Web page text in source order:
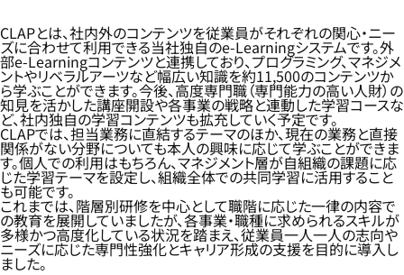
CLAPとは、社内外のコンテンツを従業員がそれぞれの関心・ニー
ズに合わせて利用できる当社独自のe-Learningシステムです。外
部e-Learningコンテンツと連携しており、プログラミング、マネジメ
ントやリベラルアーツなど幅広い知識を約11,500のコンテンツか
ら学ぶことができます。今後、高度専門職（専門能力の高い人財）の
知見を活かした講座開設や各事業の戦略と連動した学習コースな
ど、社内独自の学習コンテンツも拡充していく予定です。
CLAPでは、担当業務に直結するテーマのほか、現在の業務と直接
関係がない分野についても本人の興味に応じて学ぶことができま
す。個人での利用はもちろん、マネジメント層が自組織の課題に応
じた学習テーマを設定し、組織全体での共同学習に活用すること
も可能です。
これまでは、階層別研修を中心として職階に応じた一律の内容で
の教育を展開していましたが、各事業・職種に求められるスキルが
多様かつ高度化している状況を踏まえ、従業員一人一人の志向や
ニーズに応じた専門性強化とキャリア形成の支援を目的に導入し
ました。